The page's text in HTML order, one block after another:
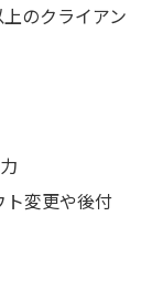
のクライアン
ト変更や後付